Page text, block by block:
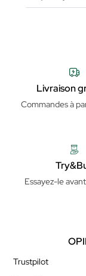
Livraison
Commandes à
Essayez-le
Trustpilot